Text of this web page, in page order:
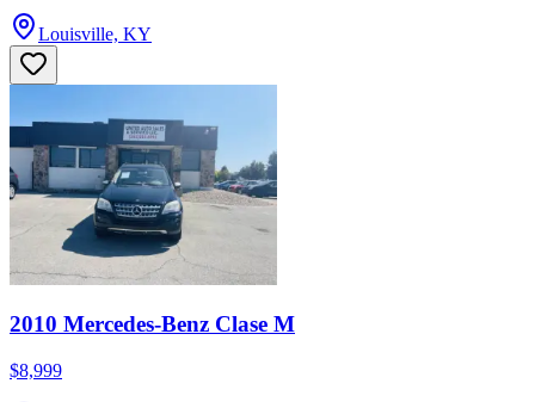
Louisville, KY
2010 Mercedes-Benz Clase M
$8,999